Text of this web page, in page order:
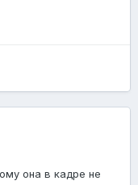
она в кадре не